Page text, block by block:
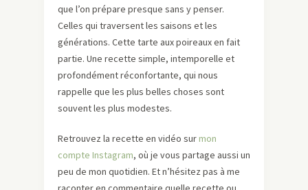
que l’on prépare presque sans y penser.
Celles qui traversent les saisons et les
générations. Cette tarte aux poireaux en fait
partie. Une recette simple, intemporelle et
profondément réconfortante, qui nous
rappelle que les plus belles choses sont
souvent les plus modestes.
Retrouvez la recette en vidéo surmon
compte Instagram, où je vous partage aussi un
peu de mon quotidien. Et n’hésitez pas à me